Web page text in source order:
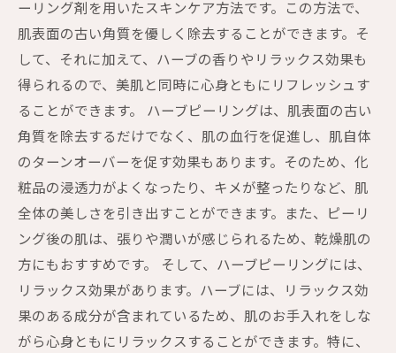
ーリング剤を用いたスキンケア方法です。この方法で、
肌表面の古い角質を優しく除去することができます。そ
して、それに加えて、ハーブの香りやリラックス効果も
得られるので、美肌と同時に心身ともにリフレッシュす
ることができます。 ハーブピーリングは、肌表面の古い
角質を除去するだけでなく、肌の血行を促進し、肌自体
のターンオーバーを促す効果もあります。そのため、化
粧品の浸透力がよくなったり、キメが整ったりなど、肌
全体の美しさを引き出すことができます。また、ピーリ
ング後の肌は、張りや潤いが感じられるため、乾燥肌の
方にもおすすめです。 そして、ハーブピーリングには、
リラックス効果があります。ハーブには、リラックス効
果のある成分が含まれているため、肌のお手入れをしな
がら心身ともにリラックスすることができます。特に、